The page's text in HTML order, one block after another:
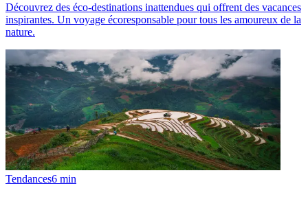
Découvrez des éco-destinations inattendues qui offrent des vacances
inspirantes. Un voyage écoresponsable pour tous les amoureux de la
nature.
Tendances6 min